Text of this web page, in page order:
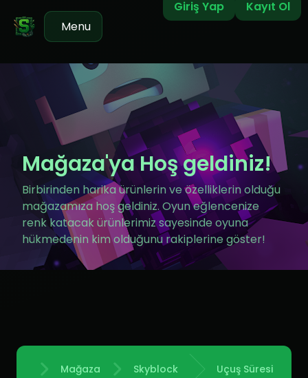
Giriş Yap
Kayıt Ol
Menu
Mağaza'ya Hoş geldiniz!
Birbirinden harika ürünlerin ve özelliklerin olduğu
mağazamıza hoş geldiniz. Oyun eğlencenize
renk katacak ürünlerimiz sayesinde oyuna
hükmedenin kim olduğunu rakiplerine göster!
Mağaza Skyblock Uçuş Süresi